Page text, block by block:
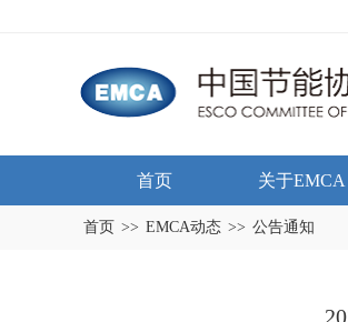
首页 关于EMCA
首页 >> EMCA动态 >> 公告通知